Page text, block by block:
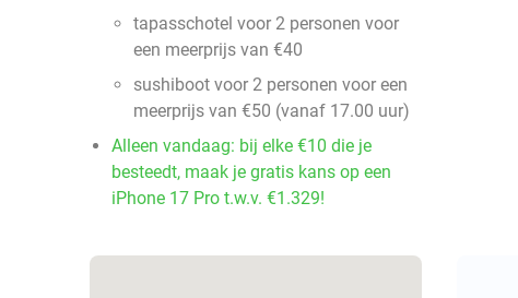
tapasschotel voor 2 personen voor
een meerprijs van €40
sushiboot voor 2 personen voor een
meerprijs van €50 (vanaf 17.00 uur)
Alleen vandaag: bij elke €10 die je
besteedt, maak je gratis kans op een
iPhone 17 Pro t.w.v. €1.329!